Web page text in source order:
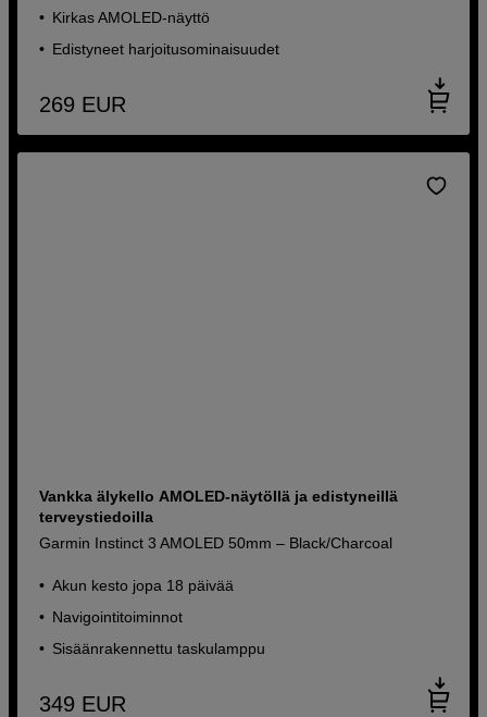
Kirkas AMOLED-näyttö
Edistyneet harjoitusominaisuudet
269 EUR
Vankka älykello AMOLED-näytöllä ja edistyneillä
terveystiedoilla
Garmin Instinct 3 AMOLED 50mm – Black/Charcoal
Akun kesto jopa 18 päivää
Navigointitoiminnot
Sisäänrakennettu taskulamppu
349 EUR